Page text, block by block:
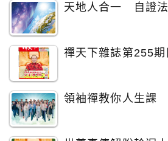
天地人合一 自證
禪天下雜誌第255期
領袖禪教你人生課